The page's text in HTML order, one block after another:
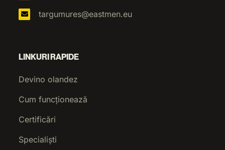
targumures@eastmen.eu
LINKURI RAPIDE
Devino olandez
Cum funcționează
Certificări
Specialiști